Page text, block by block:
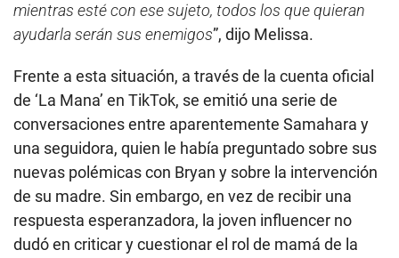
mientras esté con ese sujeto, todos los que quieran
ayudarla serán sus enemigos”, dijo Melissa.
Frente a esta situación, a través de la cuenta oficial
de ‘La Mana’ en TikTok, se emitió una serie de
conversaciones entre aparentemente Samahara y
una seguidora, quien le había preguntado sobre sus
nuevas polémicas con Bryan y sobre la intervención
de su madre. Sin embargo, en vez de recibir una
respuesta esperanzadora, la joven influencer no
dudó en criticar y cuestionar el rol de mamá de la